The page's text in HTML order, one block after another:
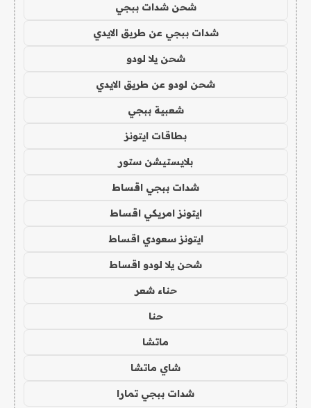
شحن شدات ببجي
شدات ببجي عن طريق الايدي
شحن يلا لودو
شحن لودو عن طريق الايدي
شعبية ببجي
بطاقات ايتونز
بلايستيشن ستور
شدات ببجي اقساط
ايتونز امريكي اقساط
ايتونز سعودي اقساط
شحن يلا لودو اقساط
حناء شعر
حنا
ماتشا
شاي ماتشا
شدات ببجي تمارا